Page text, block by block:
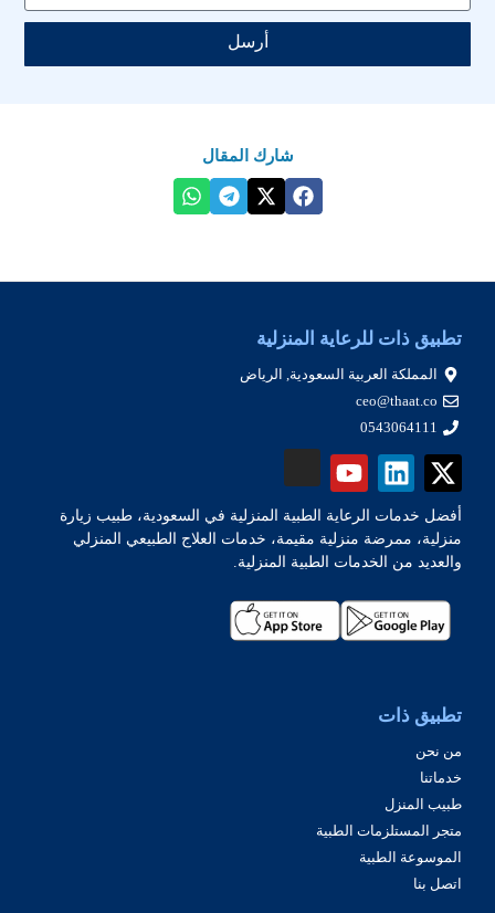
أرسل
شارك المقال
تطبيق ذات للرعاية المنزلية
المملكة العربية السعودية, الرياض
ceo@thaat.co
0543064111
أفضل خدمات الرعاية الطبية المنزلية في السعودية، طبيب زيارة
منزلية، ممرضة منزلية مقيمة، خدمات العلاج الطبيعي المنزلي
والعديد من الخدمات الطبية المنزلية.
تطبيق ذات
من نحن
خدماتنا
طبيب المنزل
متجر المستلزمات الطبية
الموسوعة الطبية
اتصل بنا